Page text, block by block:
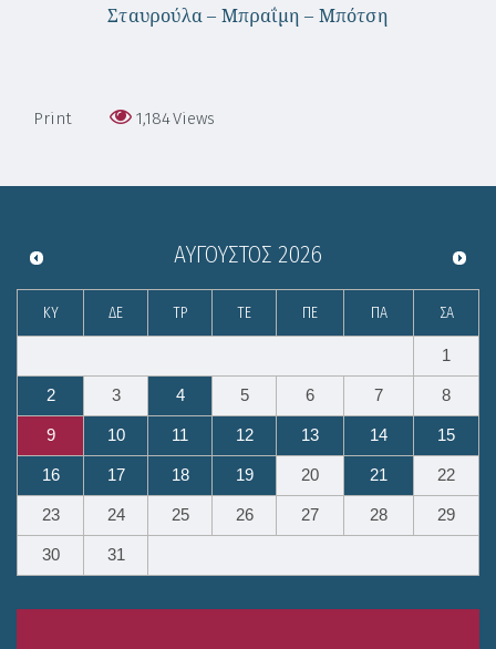
Σταυρούλα – Μπραΐμη – Μπότση
Print 1,184Views
ΑΎΓΟΥΣΤΟΣ 2026
ΚΥ ΔΕ ΤΡ ΤΕ ΠΕ ΠΑ ΣΑ
1
2 3 4 5 6 7 8
9 10 11 12 13 14 15
16 17 18 19 20 21 22
23 24 25 26 27 28 29
30 31